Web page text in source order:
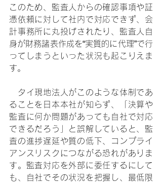
このため、監査人からの確認事項や証
憑依頼に対して社内で対応できず、会
計事務所に丸投げされたり、監査人自
身が財務諸表作成を“実質的に代理”で行
ってしまうといった状況も起こりえま
す。
タイ現地法人がこのような体制であ
ることを日本本社が知らず、「決算や
監査に何か問題があっても自社で対応
できるだろう」と誤解していると、監
査の進捗遅延や質の低下、コンプライ
アンスリスクにつながる恐れがありま
す。監査対応を外部に委任するにして
も、自社でその状況を把握し、最低限